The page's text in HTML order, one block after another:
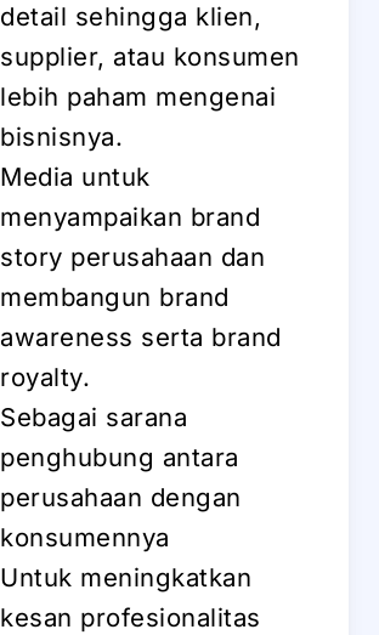
detail sehingga klien,
supplier, atau konsumen
lebih paham mengenai
bisnisnya.
Media untuk
menyampaikan brand
story perusahaan dan
membangun brand
awareness serta brand
royalty.
Sebagai sarana
penghubung antara
perusahaan dengan
konsumennya
Untuk meningkatkan
kesan profesionalitas